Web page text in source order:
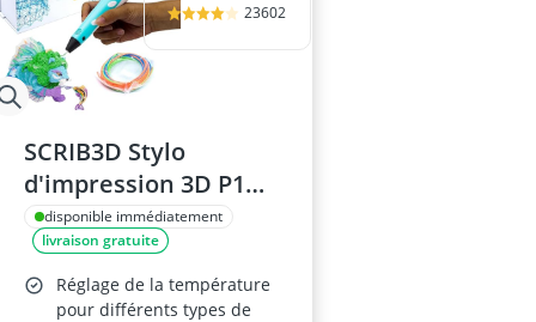
23602
SCRIB3D Stylo
d'impression 3D P1
avec écran
disponible immédiatement
livraison gratuite
Réglage de la température
pour différents types de